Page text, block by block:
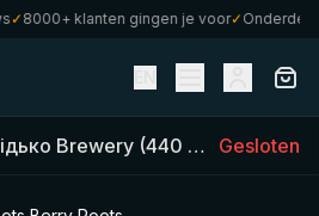
8000+ klanten gingen je voor✓Onderdeel
Brewery (440 •5.0%•
Gesloten